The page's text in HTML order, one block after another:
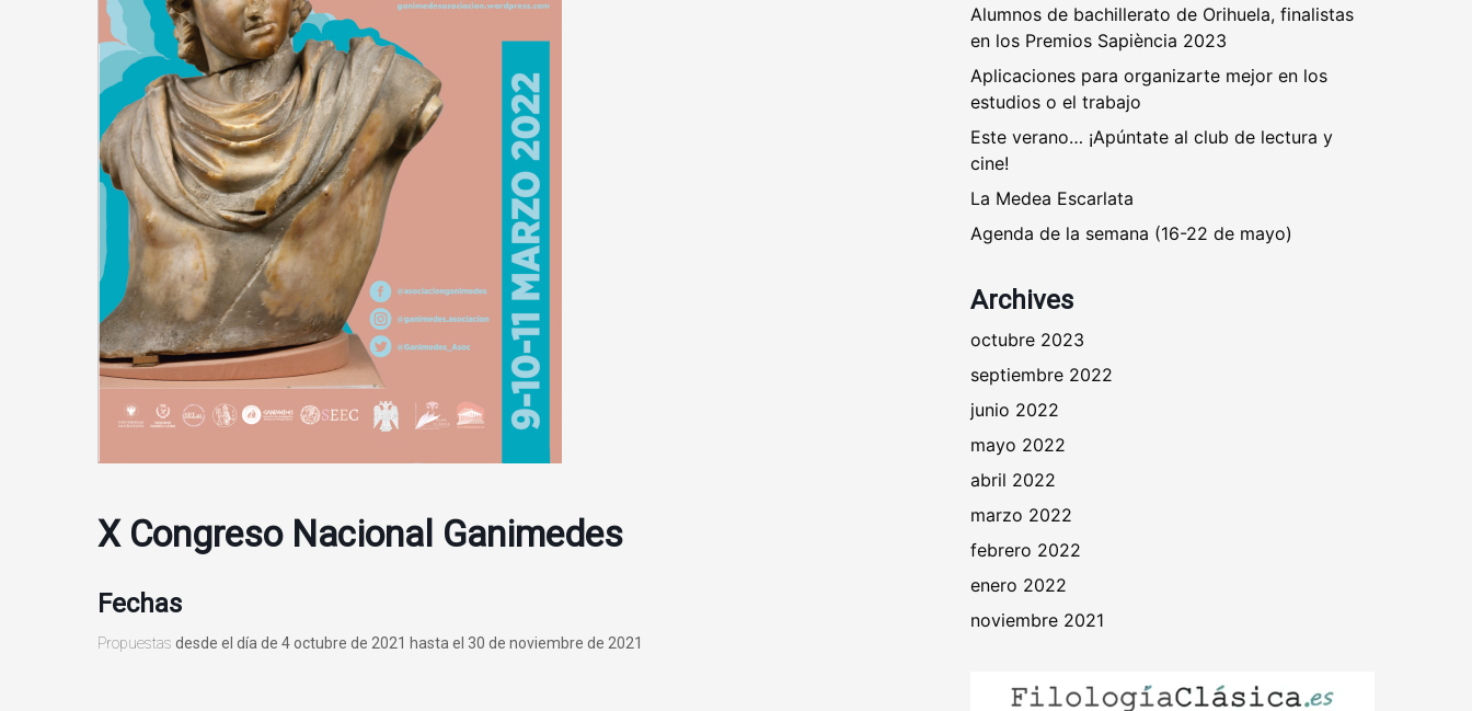
X Congreso Nacional Ganimedes
Fechas
Propuestas desde el día de 4 octubre de 2021 hasta el 30 de noviembre de 2021
Alumnos de bachillerato de Orihuela, finalistas
en los Premios Sapiència 2023
Aplicaciones para organizarte mejor en los
estudios o el trabajo
Este verano… ¡Apúntate al club de lectura y
cine!
La Medea Escarlata
Agenda de la semana (16-22 de mayo)
Archives
octubre 2023
septiembre 2022
junio 2022
mayo 2022
abril 2022
marzo 2022
febrero 2022
enero 2022
noviembre 2021